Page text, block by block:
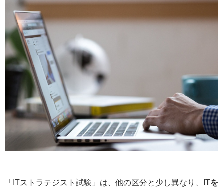
「ITストラテジスト試験」は、他の区分と少し異なり、 ITを